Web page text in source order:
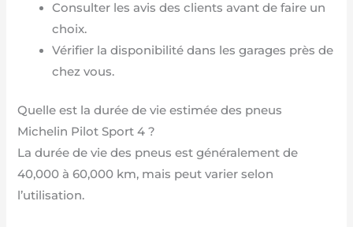
Consulter les avis des clients avant de faire un
choix.
Vérifier la disponibilité dans les garages près de
chez vous.
Quelle est la durée de vie estimée des pneus
Michelin Pilot Sport 4 ?
La durée de vie des pneus est généralement de
40,000 à 60,000 km, mais peut varier selon
l’utilisation.